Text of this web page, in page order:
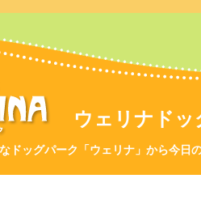
ウェリナド
ドッグパーク「ウェリナ」から今日